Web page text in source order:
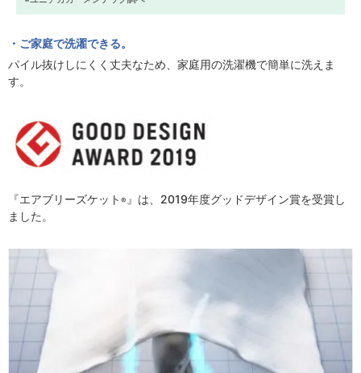
ご家庭で洗濯できる。
パイル抜けしにくく丈夫なため、家庭用の洗濯機で簡単に洗えま
す。
『エアブリーズケット ® 』は、2019年度グッドデザイン賞を受賞し
ました。